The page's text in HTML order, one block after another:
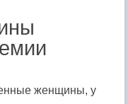
женщины, у